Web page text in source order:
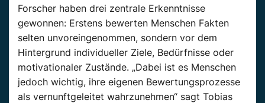
Forscher haben drei zentrale Erkenntnisse
gewonnen: Erstens bewerten Menschen Fakten
selten unvoreingenommen, sondern vor dem
Hintergrund individueller Ziele, Bedürfnisse oder
motivationaler Zustände. „Dabei ist es Menschen
jedoch wichtig, ihre eigenen Bewertungsprozesse
als vernunftgeleitet wahrzunehmen“ sagt Tobias